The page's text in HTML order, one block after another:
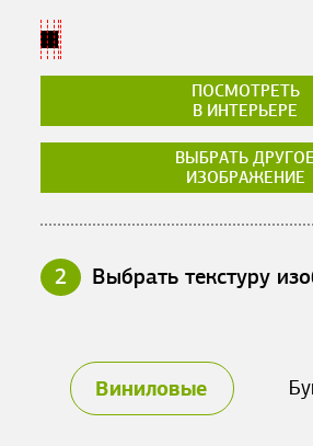
ПОСМОТРЕТЬ
В ИНТЕРЬЕРЕ
ВЫБРАТЬ ДРУГОЕ
ИЗОБРАЖЕНИЕ
2 Выбрать текстуру
Виниловые